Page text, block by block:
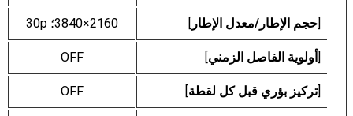
[حجم الإطار/معدل الإطار ] 3840‎×2160؛ 30p
[أولوية الفاصل الزمني]
OFF
[تركيز بؤري قبل كل لقطة]
OFF